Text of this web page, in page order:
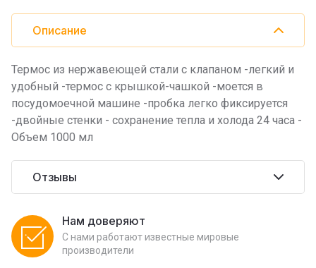
Описание
Термос из нержавеющей стали с клапаном -легкий и
удобный -термос с крышкой-чашкой -моется в
посудомоечной машине -пробка легко фиксируется
-двойные стенки - сохранение тепла и холода 24 часа -
Объем 1000 мл
Отзывы
Нам доверяют
С нами работают известные мировые
производители